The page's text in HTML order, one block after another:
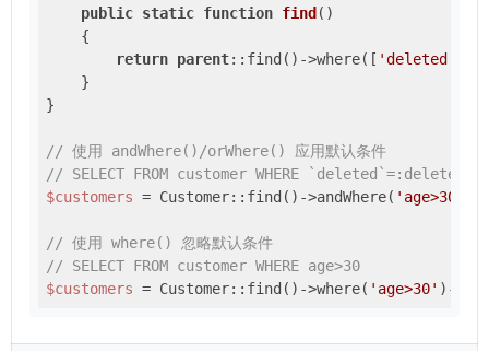
public static function find ()
{
return parent::find()->where([ 'deleted'
    }
}
// 使用 andWhere()/orWhere() 应用默认条件
// SELECT FROM customer WHERE `deleted`=:deleted
$customers = Customer::find()->andWhere( 'age>30'
// 使用 where() 忽略默认条件
// SELECT FROM customer WHERE age>30
$customers = Customer::find()->where( 'age>30'